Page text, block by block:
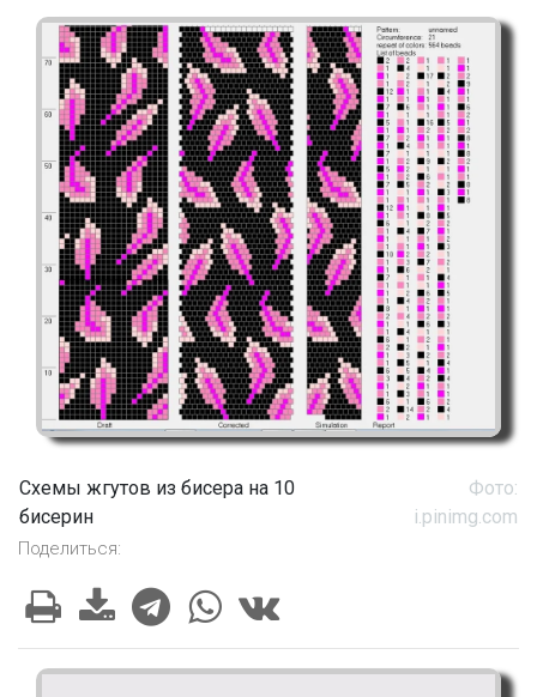
Схемы жгутов из бисера на 10
бисерин
Фото:
i.pinimg.com
Поделиться: